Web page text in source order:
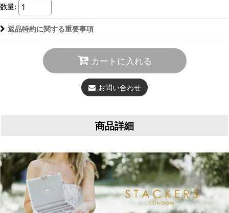
数量:
返品特約に関する重要事項
カートに入れる
お問い合わせ
商品詳細